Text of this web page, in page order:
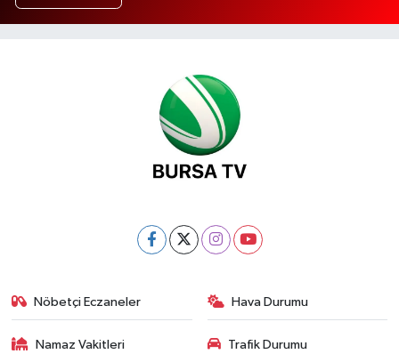
Nöbetçi Eczaneler Hava Durumu
Namaz Vakitleri Trafik Durumu